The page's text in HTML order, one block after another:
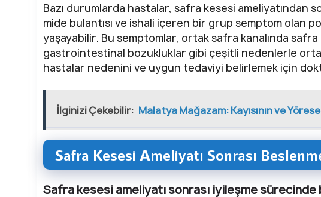
Bazı durumlarda hastalar, safra kesesi ameliyatından
mide bulantısı ve ishali içeren bir grup semptom olan
yaşayabilir. Bu semptomlar, ortak safra kanalında safra
gastrointestinal bozukluklar gibi çeşitli nedenlerle
hastalar nedenini ve uygun tedaviyi belirlemek için
İlginizi Çekebilir: Malatya Mağazam: Kayısının ve
Safra Kesesi Ameliyatı Sonrası
Safra kesesi ameliyatı sonrası iyileşme sürecinde